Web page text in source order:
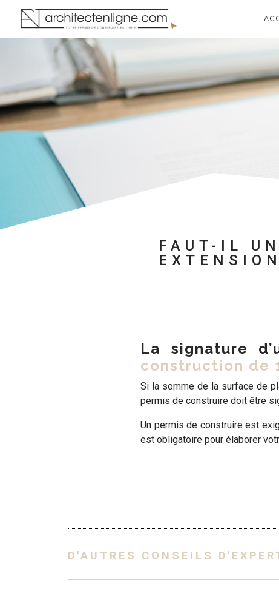
FAUT-IL
La signature
construction de
Si la somme de la surface de
permis de construire doit être
Un permis de construire est
est obligatoire pour élaborer
D'AUTRES CONSEILS